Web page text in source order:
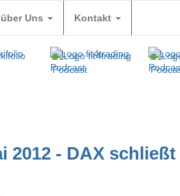
Uns Kontakt
2012 - DAX